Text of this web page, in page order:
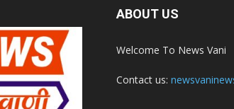
ABOUT US
Welcome To News Vani
Contact us: